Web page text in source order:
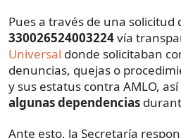
Pues a través de una
330026524003224vía
Universal donde solicitaban
denuncias, quejas o
y sus estatus contra AMLO,
algunas dependencias
Ante esto, la Secretaría